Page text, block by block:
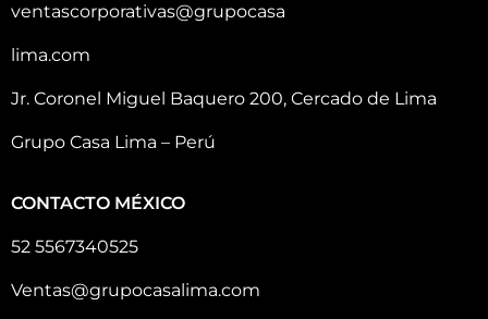
ventascorporativas@grupocasa
lima.com
Jr. Coronel Miguel Baquero 200, Cercado de Lima
Grupo Casa Lima – Perú
CONTACTO MÉXICO
52 5567340525
Ventas@grupocasalima.com